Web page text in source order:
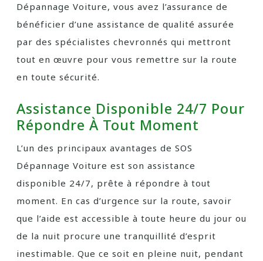
Dépannage Voiture, vous avez l’assurance de
bénéficier d’une assistance de qualité assurée
par des spécialistes chevronnés qui mettront
tout en œuvre pour vous remettre sur la route
en toute sécurité.
Assistance Disponible 24/7 Pour
Répondre À Tout Moment
L’un des principaux avantages de SOS
Dépannage Voiture est son assistance
disponible 24/7, prête à répondre à tout
moment. En cas d’urgence sur la route, savoir
que l’aide est accessible à toute heure du jour ou
de la nuit procure une tranquillité d’esprit
inestimable. Que ce soit en pleine nuit, pendant